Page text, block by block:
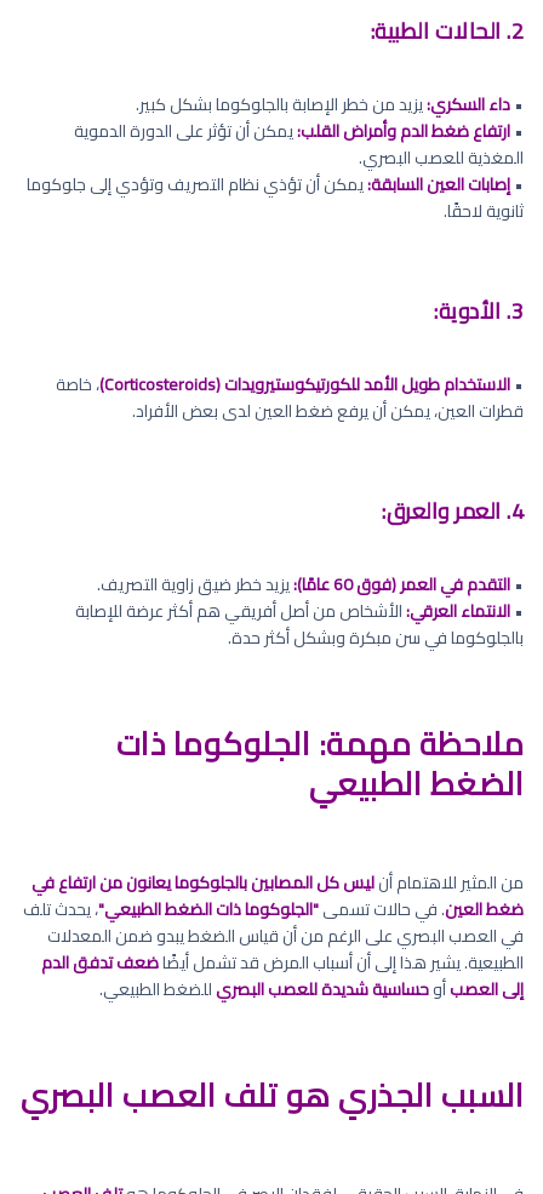
2. الحالات الطبية:
•داء السكري:يزيد من خطر الإصابة بالجلوكوما بشكل كبير.
•ارتفاع ضغط الدم وأمراض القلب:يمكن أن تؤثر على الدورة الدموية
المغذية للعصب البصري.
•إصابات العين السابقة:يمكن أن تؤذي نظام التصريف وتؤدي إلى جلوكوما
ثانوية لاحقًا.
3. الأدوية:
•الاستخدام طويل الأمد للكورتيكوستيرويدات (Corticosteroids)
، خاصة
قطرات العين، يمكن أن يرفع ضغط العين لدى بعض الأفراد.
4. العمر والعرق:
•التقدم في العمر (فوق 60 عامًا):
يزيد خطر ضيق زاوية التصريف.
•الانتماء العرقي:الأشخاص من أصل أفريقي هم أكثر عرضة للإصابة
بالجلوكوما في سن مبكرة وبشكل أكثر حدة.
ملاحظة مهمة: الجلوكوما ذات
الضغط الطبيعي
من المثير للاهتمام أنليس كل المصابين بالجلوكوما يعانون من ارتفاع في
ضغط العين. في حالات تسمى"الجلوكوما ذات الضغط الطبيعي"، يحدث تلف
في العصب البصري على الرغم من أن قياس الضغط يبدو ضمن المعدلات
الطبيعية. يشير هذا إلى أن أسباب المرض قد تشمل أيضًاضعف تدفق الدم
إلى العصبأوحساسية شديدة للعصب البصريللضغط الطبيعي.
السبب الجذري هو تلف العصب البصري